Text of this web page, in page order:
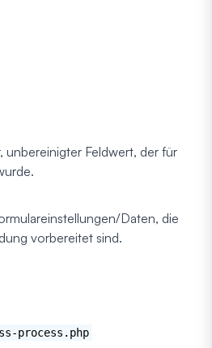
unbereinigter Feldwert, der für
Daten, die
vorbereitet sind.
process.php